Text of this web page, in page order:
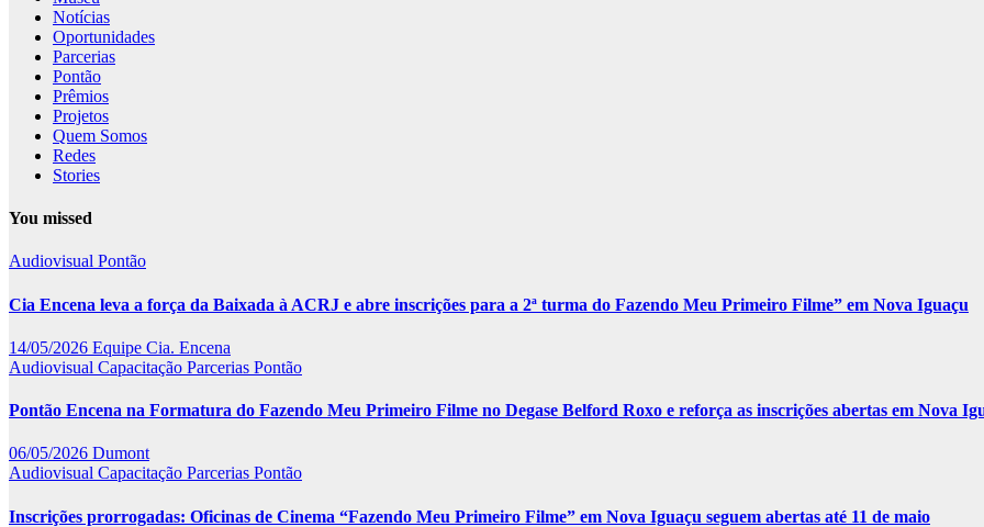
Notícias
Oportunidades
Parcerias
Pontão
Prêmios
Projetos
Quem Somos
Redes
Stories
You missed
Audiovisual Pontão
Cia Encena leva a força da Baixada à ACRJ e abre inscrições para a 2ª turma do Fazendo Meu Primeiro Filme” em Nova Iguaçu
14/05/2026 Equipe Cia. Encena
Audiovisual Capacitação Parcerias Pontão
Pontão Encena na Formatura do Fazendo Meu Primeiro Filme no Degase Belford Roxo e reforça as inscrições abertas em Nova
06/05/2026 Dumont
Audiovisual Capacitação Parcerias Pontão
Inscrições prorrogadas: Oficinas de Cinema “Fazendo Meu Primeiro Filme” em Nova Iguaçu seguem abertas até 11 de maio